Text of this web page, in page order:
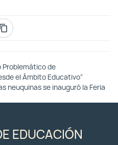
Problemático de
el Ámbito Educativo”
neuquinas se inauguró la Feria
EDUCACIÓN